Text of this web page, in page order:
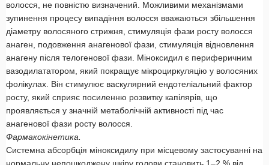
волосся, не повністю визначений. Можливими механізмами
зупинення процесу випадіння волосся вважаються збільшення
діаметру волосяного стрижня, стимуляція фази росту волосся
анаген, подовження анагенової фази, стимуляція відновлення
анагену після телогенової фази. Міноксидил є периферичним
вазодилататором, який покращує мікроциркуляцію у волосяних
фолікулах. Він стимулює васкулярний ендотеліальний фактор
росту, який сприяє посиленню розвитку капілярів, що
проявляється у значній метаболічній активності під час
анагенової фази росту волосся.
Фармакокінетика.
Системна абсорбція міноксидилу при місцевому застосуванні на